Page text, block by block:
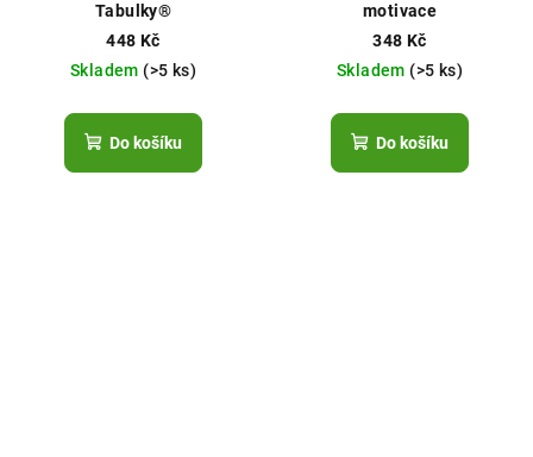
Tabulky®
448 Kč
Skladem (>5 ks)
Do košíku
motivace
348 Kč
Skladem (>5 ks)
Do košíku